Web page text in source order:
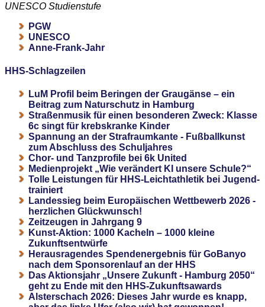
UNESCO Studienstufe
PGW
UNESCO
Anne-Frank-Jahr
HHS-Schlagzeilen
LuM Profil beim Beringen der Graugänse – ein
Beitrag zum Naturschutz in Hamburg
Straßenmusik für einen besonderen Zweck: Klasse
6c singt für krebskranke Kinder
Spannung an der Strafraumkante - Fußballkunst
zum Abschluss des Schuljahres
Chor- und Tanzprofile bei 6k United
Medienprojekt „Wie verändert KI unsere Schule?“
Tolle Leistungen für HHS-Leichtathletik bei Jugend-
trainiert
Landessieg beim Europäischen Wettbewerb 2026 -
herzlichen Glückwunsch!
Zeitzeugen in Jahrgang 9
Kunst-Aktion: 1000 Kacheln – 1000 kleine
Zukunftsentwürfe
Herausragendes Spendenergebnis für GoBanyo
nach dem Sponsorenlauf an der HHS
Das Aktionsjahr „Unsere Zukunft - Hamburg 2050“
geht zu Ende mit den HHS-Zukunftsawards
Alsterschach 2026: Dieses Jahr wurde es knapp,